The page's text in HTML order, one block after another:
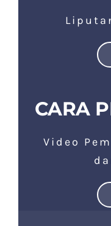
CARA
Video